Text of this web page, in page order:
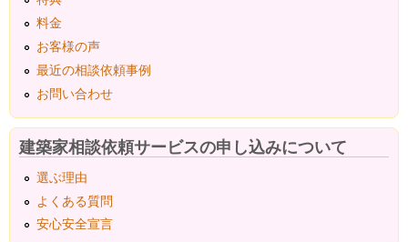
料金
お客様の声
最近の相談依頼事例
お問い合わせ
建築家相談依頼サービスの申し込みについて
選ぶ理由
よくある質問
安心安全宣言